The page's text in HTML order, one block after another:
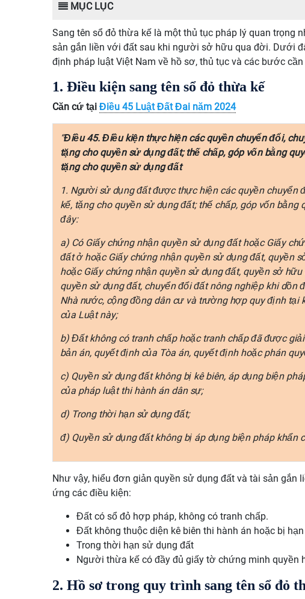
MỤC LỤC
Sang tên sổ đỏ thừa kế là một thủ tục pháp lý quan trọng
sản gắn liền với đất sau khi người sở hữu qua đời. Dưới
định pháp luật Việt Nam về hồ sơ, thủ tục và các bước
1. Điều kiện sang tên sổ đỏ thừa kế
Căn cứ tại Điều 45 Luật Đất Đai năm 2024
“Điều 45. Điều kiện thực hiện các quyền chuyển đổi,
tặng cho quyền sử dụng đất; thế chấp, góp vốn bằng
tặng cho quyền sử dụng đất
1. Người sử dụng đất được thực hiện các quyền chuyển
kế, tặng cho quyền sử dụng đất; thế chấp, góp vốn
đây:
a) Có Giấy chứng nhận quyền sử dụng đất hoặc Giấy
đất ở hoặc Giấy chứng nhận quyền sử dụng đất, quyền
hoặc Giấy chứng nhận quyền sử dụng đất, quyền sở
quyền sử dụng đất, chuyển đổi đất nông nghiệp khi dồn
Nhà nước, cộng đồng dân cư và trường hợp quy định
của Luật này;
b) Đất không có tranh chấp hoặc tranh chấp đã được
bản án, quyết định của Tòa án, quyết định hoặc phán
c) Quyền sử dụng đất không bị kê biên, áp dụng biện
của pháp luật thi hành án dân sự;
d) Trong thời hạn sử dụng đất;
đ) Quyền sử dụng đất không bị áp dụng biện pháp khẩn
Như vậy, hiểu đơn giản quyền sử dụng đất và tài sản
ứng các điều kiện:
Đất có sổ đỏ hợp pháp, không có tranh chấp.
Đất không thuộc diện kê biên thi hành án hoặc bị
Trong thời hạn sử dụng đất
Người thừa kế có đầy đủ giấy tờ chứng minh quyền
2. Hồ sơ trong quy trình sang tên sổ đỏ